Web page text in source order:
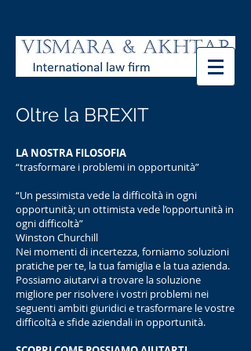
Oltre la BREXIT
LA NOSTRA FILOSOFIA
“trasformare i problemi in opportunità”
“Un pessimista vede la difficoltà in ogni
opportunità; un ottimista vede l’opportunità in
ogni difficoltà”
Winston Churchill
Nei momenti di incertezza, forniamo soluzioni
pratiche per te, la tua famiglia e la tua azienda.
Possiamo aiutarvi a trovare la soluzione
migliore per risolvere i vostri problemi nei
seguenti ambiti giuridici e trasformare le vostre
difficoltà e sfide aziendali in opportunità.